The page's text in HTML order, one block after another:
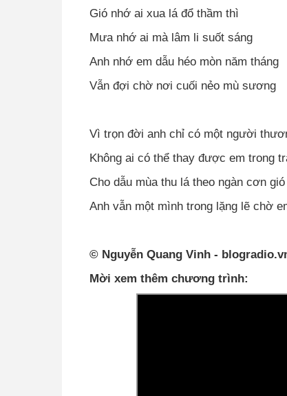
Gió nhớ ai xua lá đổ thầm thì
Mưa nhớ ai mà lâm li suốt sáng
Anh nhớ em dẫu héo mòn năm tháng
Vẫn đợi chờ nơi cuối nẻo mù sương
Vì trọn đời anh chỉ có một người
Không ai có thể thay được em trong
Cho dẫu mùa thu lá theo ngàn cơn gió
Anh vẫn một mình trong lặng lẽ chờ
© Nguyễn Quang Vinh -
Mời xem thêm chương trình: